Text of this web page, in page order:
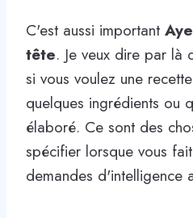
C'est aussi important
tête. Je veux dire par là
si vous voulez une
quelques ingrédients ou
élaboré. Ce sont des
spécifier lorsque vous
demandes d'intelligence